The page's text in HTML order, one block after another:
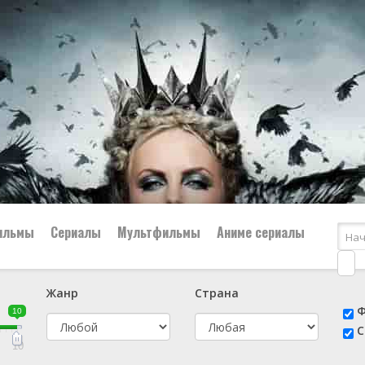
👨‍✈️ Военный
🕵️‍♂️ Детектив
Сериалы Мультфильмы Аниме сериалы
10
10
Жанр
Страна